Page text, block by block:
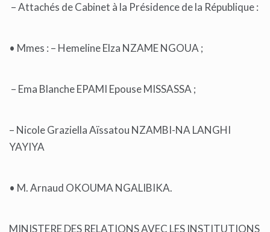
– Attachés de Cabinet à la Présidence de la République :
• Mmes : – Hemeline Elza NZAME NGOUA ;
– Ema Blanche EPAMI Epouse MISSASSA ;
– Nicole Graziella Aïssatou NZAMBI-NA LANGHI
YAYIYA
• M. Arnaud OKOUMA NGALIBIKA.
MINISTERE DES RELATIONS AVEC LES INSTITUTIONS